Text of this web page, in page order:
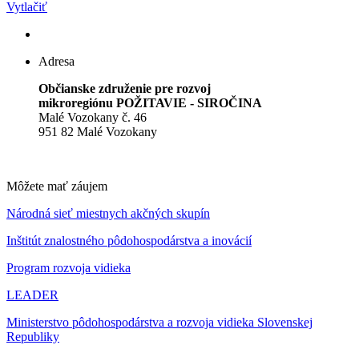
Vytlačiť
Adresa
Občianske združenie pre rozvoj
mikroregiónu POŽITAVIE - SIROČINA
Malé Vozokany č. 46
951 82 Malé Vozokany
Môžete mať záujem
Národná sieť miestnych akčných skupín
Inštitút znalostného pôdohospodárstva a inovácií
Program rozvoja vidieka
LEADER
Ministerstvo pôdohospodárstva a rozvoja vidieka Slovenskej
Republiky